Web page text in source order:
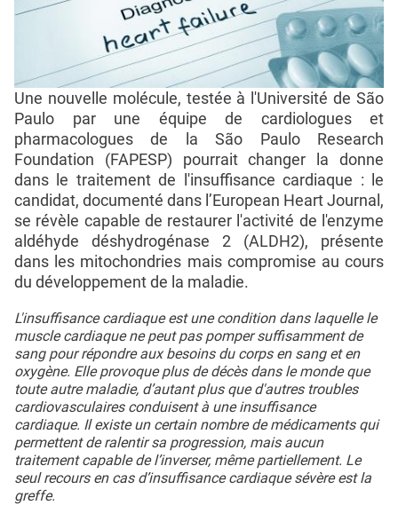
Une nouvelle molécule, testée à l'Université de São
Paulo par une équipe de cardiologues et
pharmacologues de la São Paulo Research
Foundation (FAPESP) pourrait changer la donne
dans le traitement de l'insuffisance cardiaque : le
candidat, documenté dans l’European Heart Journal,
se révèle capable de restaurer l'activité de l'enzyme
aldéhyde déshydrogénase 2 (ALDH2), présente
dans les mitochondries mais compromise au cours
du développement de la maladie.
L'insuffisance cardiaque est une condition dans laquelle le
muscle cardiaque ne peut pas pomper suffisamment de
sang pour répondre aux besoins du corps en sang et en
oxygène. Elle provoque plus de décès dans le monde que
toute autre maladie, d’autant plus que d'autres troubles
cardiovasculaires conduisent à une insuffisance
cardiaque. Il existe un certain nombre de médicaments qui
permettent de ralentir sa progression, mais aucun
traitement capable de l’inverser, même partiellement. Le
seul recours en cas d’insuffisance cardiaque sévère est la
greffe.